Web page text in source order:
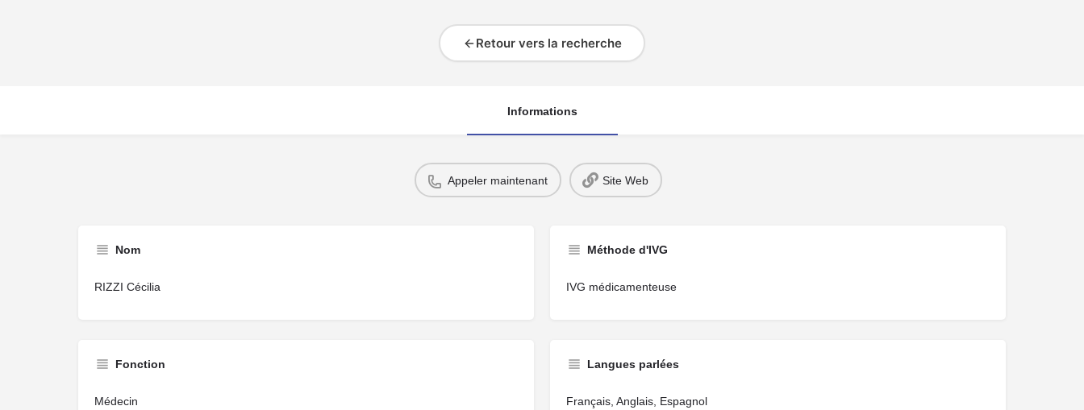
Retour vers la recherche
Informations
Appeler maintenant Site Web
Nom
RIZZI Cécilia
Fonction
Médecin
Méthode d'IVG
IVG médicamenteuse
Langues parlées
Français, Anglais, Espagnol